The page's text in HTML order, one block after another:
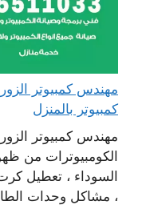
كمبيوتر بالمنزل
مهندس كمبيوتر
الكومبيوترات من
السوداء ، تعطيل
، مشاكل وحدات